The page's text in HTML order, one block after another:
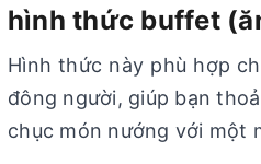
hình thức buffet
Hình thức này phù hợp
đông người, giúp bạn
chục món nướng với một